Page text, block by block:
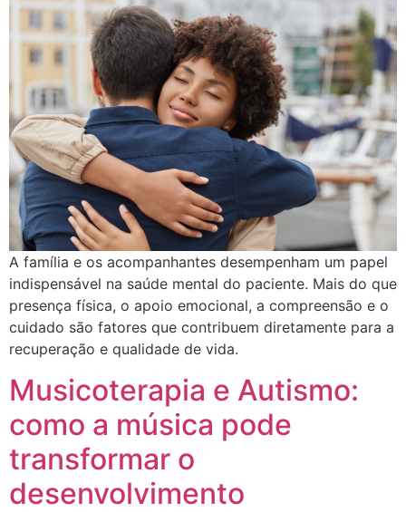
A família e os acompanhantes desempenham um papel
indispensável na saúde mental do paciente. Mais do que
presença física, o apoio emocional, a compreensão e o
cuidado são fatores que contribuem diretamente para a
recuperação e qualidade de vida.
Musicoterapia e Autismo:
como a música pode
transformar o
desenvolvimento